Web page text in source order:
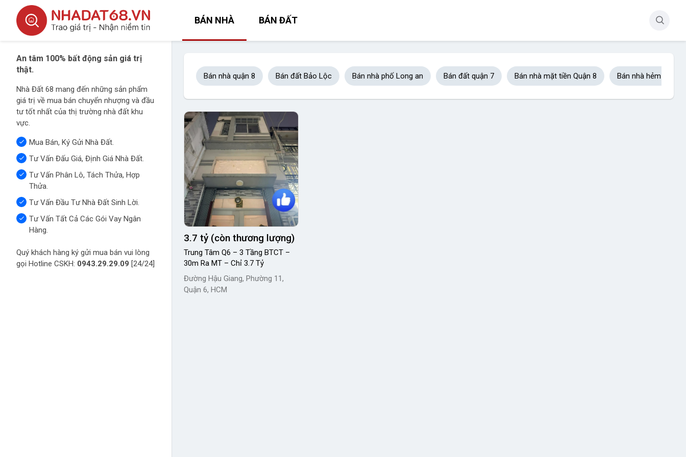
BÁN NHÀ BÁN ĐẤT
An tâm 100% bất động sản giá trị
thật.
Nhà Đất 68 mang đến những sản phẩm
giá trị về mua bán chuyển nhượng và đầu
tư tốt nhất của thị trường nhà đất khu
vực.
Mua Bán, Ký Gửi Nhà Đất.
Tư Vấn Đấu Giá, Định Giá Nhà Đất.
Tư Vấn Phân Lô, Tách Thửa, Hợp
Thửa.
Tư Vấn Đầu Tư Nhà Đất Sinh Lời.
Tư Vấn Tất Cả Các Gói Vay Ngân
Hàng.
Quý khách hàng ký gửi mua bán vui lòng
gọi Hotline CSKH: 0943.29.29.09 [24/24]
Bán nhà quận 8 Bán đất Bảo Lộc Bán nhà phố Long an Bán đất quận 7 Bán nhà mặt tiền Quận 8 Bán nhà hẻm xe hơi
3.7 tỷ (còn thương lượng)
Trung Tâm Q6 – 3 Tầng BTCT –
30m Ra MT – Chỉ 3.7 Tỷ
Đường Hậu Giang, Phường 11,
Quận 6, HCM